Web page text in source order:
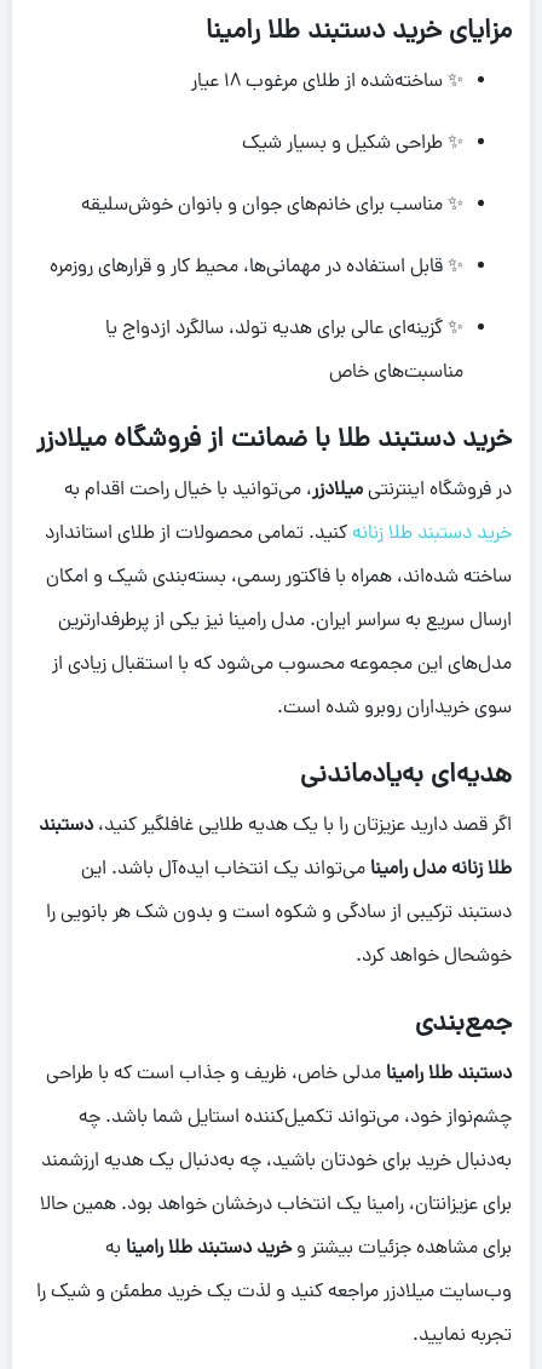
مزایای خرید دستبند طلا رامینا
✨ ساخته‌شده از طلای مرغوب ۱۸ عیار
✨ طراحی شکیل و بسیار شیک
✨ مناسب برای خانم‌های جوان و بانوان خوش‌سلیقه
✨ قابل استفاده در مهمانی‌ها، محیط کار و قرارهای روزمره
✨ گزینه‌ای عالی برای هدیه تولد، سالگرد ازدواج یا
مناسبت‌های خاص
خرید دستبند طلا با ضمانت از فروشگاه میلادزر
در فروشگاه اینترنتیمیلادزر، می‌توانید با خیال راحت اقدام به
خرید دستبند طلا زنانهکنید. تمامی محصولات از طلای استاندارد
ساخته شده‌اند، همراه با فاکتور رسمی، بسته‌بندی شیک و امکان
ارسال سریع به سراسر ایران. مدل رامینا نیز یکی از پرطرفدارترین
مدل‌های این مجموعه محسوب می‌شود که با استقبال زیادی از
سوی خریداران روبرو شده است.
هدیه‌ای به‌یادماندنی
اگر قصد دارید عزیزتان را با یک هدیه طلایی غافلگیر کنید،دستبند
طلا زنانه مدل رامینا می‌تواند یک انتخاب ایده‌آل باشد. این
دستبند ترکیبی از سادگی و شکوه است و بدون شک هر بانویی را
خوشحال خواهد کرد.
جمع‌بندی
دستبند طلا رامینا مدلی خاص، ظریف و جذاب است که با طراحی
چشم‌نواز خود، می‌تواند تکمیل‌کننده استایل شما باشد. چه
به‌دنبال خرید برای خودتان باشید، چه به‌دنبال یک هدیه ارزشمند
برای عزیزانتان، رامینا یک انتخاب درخشان خواهد بود. همین حالا
برای مشاهده جزئیات بیشتر وخرید دستبند طلا رامینا به
وب‌سایت میلادزر مراجعه کنید و لذت یک خرید مطمئن و شیک را
تجربه نمایید.